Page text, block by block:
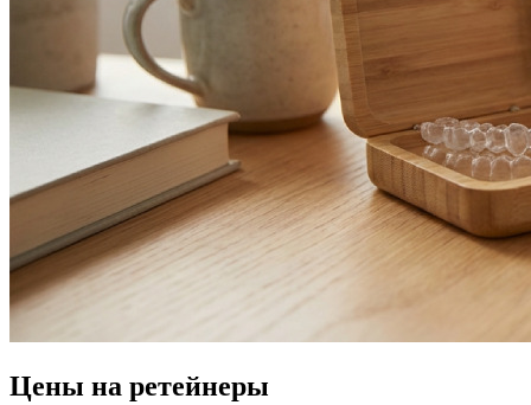
Цены на ретейнеры